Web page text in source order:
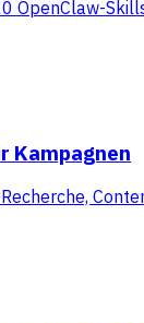
OpenClaw-
Kampagnen